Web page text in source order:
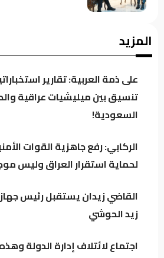
كردستان تحت مجهر
بفتح ملفات النفط
باحث سياسي: النظام في
بل يصنعها للبقاء
المزيد
على ذمة العربية: تقارير
تنسيق بين ميليشيات عراقية
السعودية!
الركابي: رفع جاهزية القوات
لحماية استقرار العراق وليس
القاضي زيدان يستقبل رئيس
زيد الحوشي
اجتماع لائتلاف إدارة الدولة